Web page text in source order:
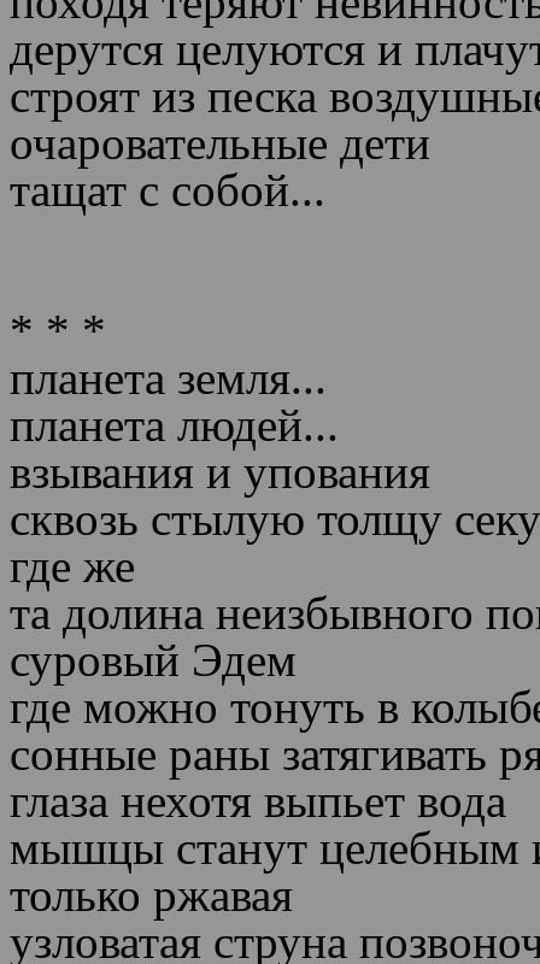
дерутся целуются и
строят из песка
очаровательные дети
тащат с собой...
* * *
планета земля...
планета людей...
взывания и упования
сквозь стылую толщу
где же
та долина неизбывного
суровый Эдем
где можно тонуть в
сонные раны затягивать
глаза нехотя выпьет вода
мышцы станут целебным
только ржавая
узловатая струна